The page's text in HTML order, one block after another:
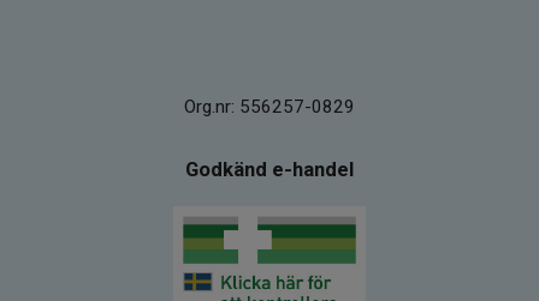
Org.nr: 556257-0829
Godkänd e-handel